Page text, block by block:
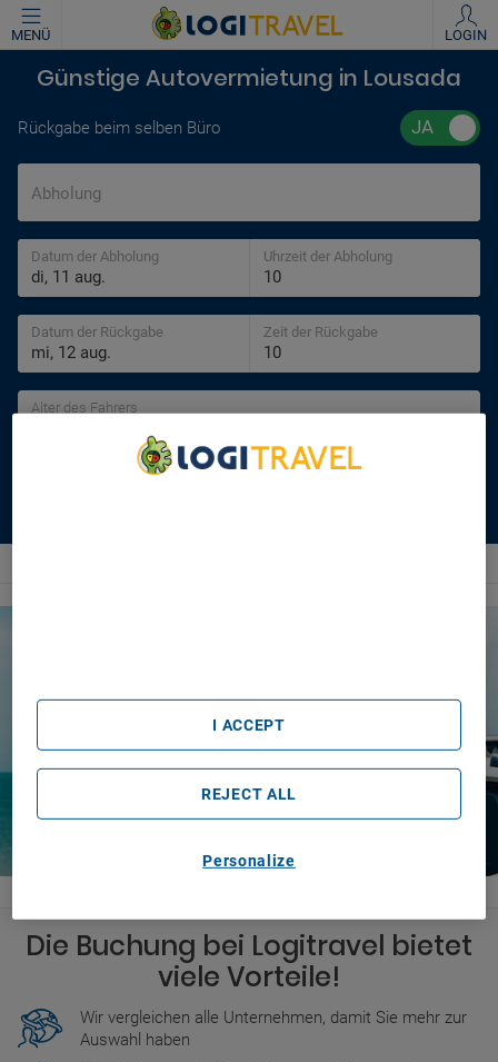
MENÜ LOGIN
Günstige Autovermietung in Lousada
Rückgabe beim selben Büro
Abholung
Datum der Abholung Uhrzeit der Abholung
Datum der Rückgabe Zeit der Rückgabe
Alter des Fahrers
Die Buchung bei Logitravel bietet
viele Vorteile!
Wir vergleichen alle Unternehmen, damit Sie mehr zur
Auswahl haben
Personalize
REJECT ALL
I ACCEPT